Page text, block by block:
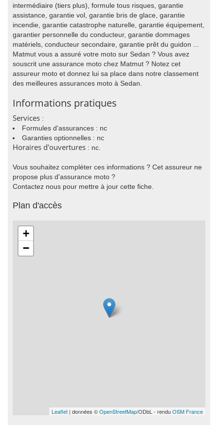
intermédiaire (tiers plus), formule tous risques, garantie
assistance, garantie vol, garantie bris de glace, garantie
incendie, garantie catastrophe naturelle, garantie équipement,
garantier personnelle du conducteur, garantie dommages
matériels, conducteur secondaire, garantie prêt du guidon ...
Matmut vous a assuré votre moto sur Sedan ? Vous avez
souscrit une assurance moto chez Matmut ? Notez cet
assureur moto et donnez lui sa place dans notre classement
des meilleures assurances moto à Sedan.
Informations pratiques
Services :
Formules d'assurances : nc
Garanties optionnelles : nc
Horaires d'ouvertures : nc.
Vous souhaitez compléter ces informations ? Cet assureur ne
propose plus d'assurance moto ?
Contactez nous pour mettre à jour cette fiche.
Plan d'accès
+
−
Leaflet | données ©OpenStreetMap/ODbL - renduOSM France